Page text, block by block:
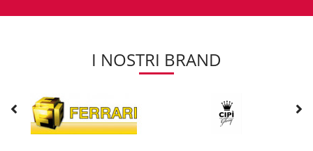
I NOSTRI BRAND